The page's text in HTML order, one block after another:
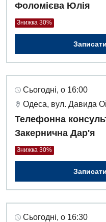
Фоломієва Юлія
Знижка 30%
Сьогодні, о 16:00
Одеса, вул. Давида
Телефонна
Закернична Дар'я
Знижка 30%
Сьогодні, о 16:30